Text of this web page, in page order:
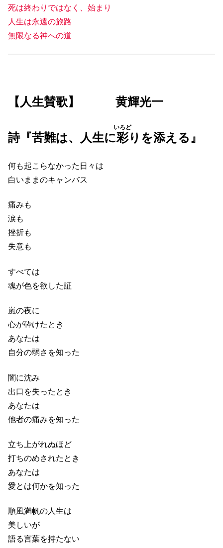
死は終わりではなく、始まり
人生は永遠の旅路
無限なる神への道
【人生賛歌】 黄輝光一
詩『苦難は、人生に彩
いろど
りを添える』
何も起こらなかった日々は
白いままのキャンバス
痛みも
涙も
挫折も
失意も
すべては
魂が色を欲した証
嵐の夜に
心が砕けたとき
あなたは
自分の弱さを知った
闇に沈み
出口を失ったとき
あなたは
他者の痛みを知った
立ち上がれぬほど
打ちのめされたとき
あなたは
愛とは何かを知った
順風満帆の人生は
美しいが
語る言葉を持たない